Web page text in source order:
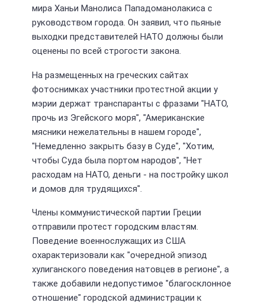
мира Ханьи Манолиса Пападоманолакиса с
руководством города. Он заявил, что пьяные
выходки представителей НАТО должны были
оценены по всей строгости закона.
На размещенных на греческих сайтах
фотоснимках участники протестной акции у
мэрии держат транспаранты с фразами "НАТО,
прочь из Эгейского моря", "Американские
мясники нежелательны в нашем городе",
"Немедленно закрыть базу в Суде", "Хотим,
чтобы Суда была портом народов", "Нет
расходам на НАТО, деньги - на постройку школ
и домов для трудящихся".
Члены коммунистической партии Греции
отправили протест городским властям.
Поведение военнослужащих из США
охарактеризовали как "очередной эпизод
хулиганского поведения натовцев в регионе", а
также добавили недопустимое "благосклонное
отношение" городской администрации к